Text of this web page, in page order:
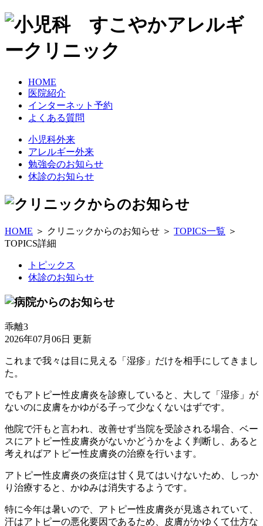
HOME
医院紹介
インターネット予約
よくある質問
小児科外来
アレルギー外来
勉強会のお知らせ
休診のお知らせ
HOME ＞ クリニックからのお知らせ ＞ TOPICS一覧 ＞
TOPICS詳細
トピックス
休診のお知らせ
乖離3
2026年07月06日 更新
これまで我々は目に見える「湿疹」だけを相手にしてきまし
た。
でもアトピー性皮膚炎を診療していると、大して「湿疹」が
ないのに皮膚をかゆがる子って少なくないはずです。
他院で汗もと言われ、改善せず当院を受診される場合、ベー
スにアトピー性皮膚炎がないかどうかをよく判断し、あると
考えればアトピー性皮膚炎の治療を行います。
アトピー性皮膚炎の炎症は甘く見てはいけないため、しっか
り治療すると、かゆみは消失するようです。
特に今年は暑いので、アトピー性皮膚炎が見逃されていて、
汗はアトピーの悪化要因であるため、皮膚がかゆくて仕方な